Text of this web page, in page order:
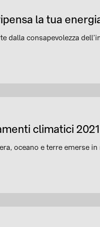
la tua
dalla consapevolezza
climatici 2021
oceano e terre emerse